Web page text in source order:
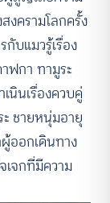
งครามโลกครั้ง
บแมวรู้เรื่อง
ฟกา ทามูระ
นินเรื่องควบคู่
ชายหนุ่มอายุ
ออกเดินทาง
เจกที่มีความ